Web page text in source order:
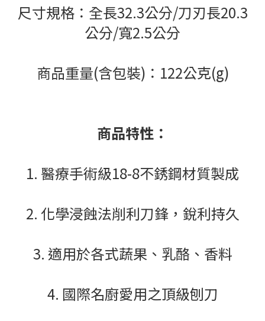
尺寸規格：全長32.3公分/刀刃長20.3
公分/寬2.5公分
商品重量(含包裝)：122公克(g)
商品特性：
1. 醫療手術級18-8不銹鋼材質製成
2. 化學浸蝕法削利刀鋒，銳利持久
3. 適用於各式蔬果、乳酪、香料
4. 國際名廚愛用之頂級刨刀